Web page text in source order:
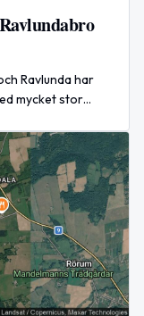
Ravlunda har
mycket stor